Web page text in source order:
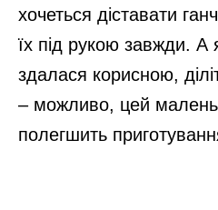
хочеться діставати
їх під рукою завжди. А
здалася корисною,
– можливо, цей
полегшить